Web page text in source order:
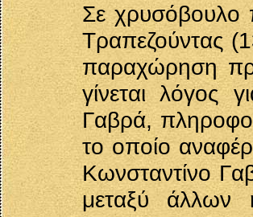
Σε χρυσόβουλο
Τραπεζούντας
παραχώρηση
γίνεται λόγος
Γαβρά,
το οποίο
Κωνσταντίνο
μεταξύ